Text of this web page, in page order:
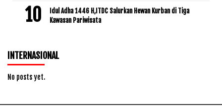
Idul Adha 1446 H,ITDC Salurkan Hewan Kurban di Tiga
Kawasan Pariwisata
INTERNASIONAL
No posts yet.